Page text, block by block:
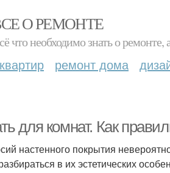
О РЕМОНТЕ
что необходимо знать о
ремонт дома
для комнат. Как
настенного покрытия
в их эстетических